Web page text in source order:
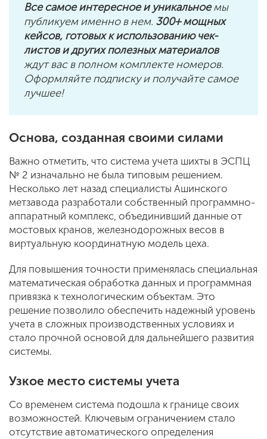
Все самое интересное и уникальноемы
публикуем именно в нем. 300+ мощных
кейсов, готовых к использованию чек-
листов и других полезных материалов
ждут вас в полном комплекте номеров.
Оформляйте подписку и получайте самое
лучшее!
Основа, созданная своими силами
Важно отметить, что система учета шихты в ЭСПЦ
№ 2 изначально не была типовым решением.
Несколько лет назад специалисты Ашинского
метзавода разработали собственный программно-
аппаратный комплекс, объединивший данные от
мостовых кранов, железнодорожных весов в
виртуальную координатную модель цеха.
Для повышения точности применялась специальная
математическая обработка данных и программная
привязка к технологическим объектам. Это
решение позволило обеспечить надежный уровень
учета в сложных производственных условиях и
стало прочной основой для дальнейшего развития
системы.
Узкое место системы учета
Со временем система подошла к границе своих
возможностей. Ключевым ограничением стало
отсутствие автоматического определения